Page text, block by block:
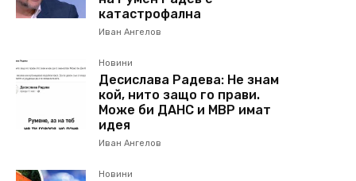
катастрофална
Иван Ангелов
Новини
Десислава Радева: Не знам
кой, нито защо го прави.
Може би ДАНС и МВР имат
идея
Иван Ангелов
Новини